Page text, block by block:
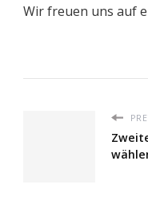
Wir freuen uns auf